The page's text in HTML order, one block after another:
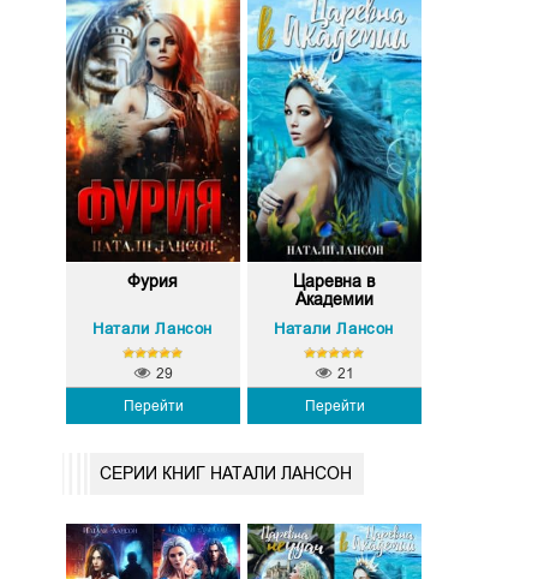
Фурия
Натали Лансон
Перейти
29
Царевна в
Академии
Натали Лансон
Перейти
21
СЕРИИ КНИГ НАТАЛИ ЛАНСОН